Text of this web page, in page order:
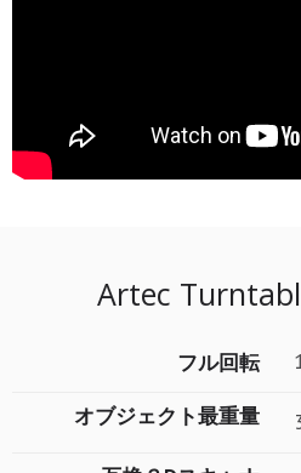
Artec
フル回転
オブジェクト最重量